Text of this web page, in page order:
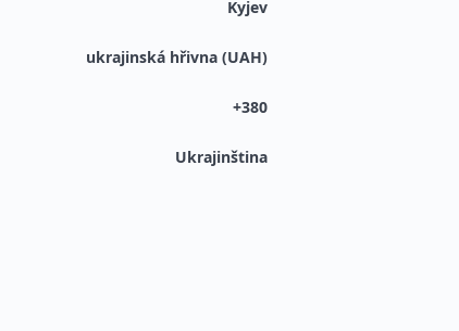
Kyjev
ukrajinská hřivna (UAH)
+380
Ukrajinština